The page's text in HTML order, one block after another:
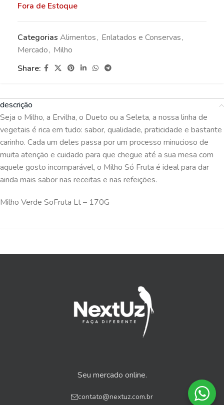
Fora de Estoque
Categorias Alimentos, Enlatados e Conservas,
Mercado, Milho
Share:
descrição
Seja o Milho, a Ervilha, o Dueto ou a Seleta, a nossa linha de
vegetais é rica em tudo: sabor, qualidade, praticidade e bastante
carinho. Cada um deles passa por um processo minucioso de
muita atenção e cuidado para que chegue até a sua mesa com
aquele gosto incomparável, o Milho Só Fruta é ideal para dar
ainda mais sabor nas receitas e nas refeições.
Milho Verde SoFruta Lt – 170G
Seu mercado online.
contato@nextuz.com.br